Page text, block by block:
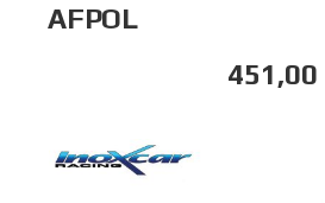
AFPOL
451,00